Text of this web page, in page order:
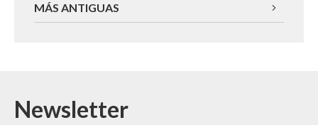
MÁS ANTIGUAS
Newsletter